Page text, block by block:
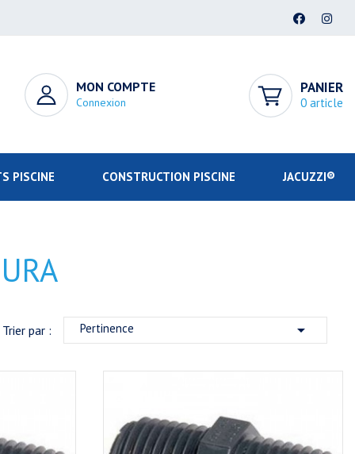
MON COMPTE
Connexion
PANIER
0 article
PISCINE CONSTRUCTION PISCINE JACUZZI®
Trier par : Pertinence 